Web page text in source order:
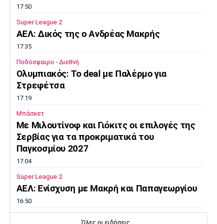
17:50
Super League 2
AEΛ: Δικός της ο Ανδρέας Μακρής
17:35
Ποδόσφαιρο - Διεθνή
Ολυμπιακός: Το deal με Παλέρμο για
Στρεφέτσα
17:19
Μπάσκετ
Mε Μιλουτίνοφ και Γιόκιτς οι επιλογές της
Σερβίας για τα προκριματικά του
Παγκοσμίου 2027
17:04
Super League 2
AEΛ: Ενίσχυση με Μακρή και Παπαγεωργίου
16:50
Όλες οι ειδήσεις